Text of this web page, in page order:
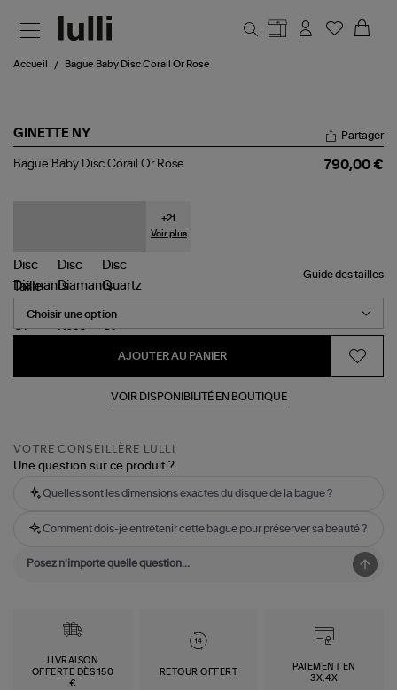
Accueil Bague Baby Disc Corail Or Rose
GINETTE NY
Bague
Partager
Bague Baby Disc Corail Or Rose 790,00 €
+21
Voir plus
Guide des tailles
Taille
AJOUTER AU PANIER
VOIR DISPONIBILITÉ EN BOUTIQUE
VOTRE CONSEILLÈRE LULLI
Une question sur ce produit ?
Quelles sont les dimensions exactes du disque de la bague ?
Comment dois-je entretenir cette bague pour préserver sa beauté ?
LIVRAISON
OFFERTE DÈS 150
€
RETOUR OFFERT
PAIEMENT EN
3X,4X